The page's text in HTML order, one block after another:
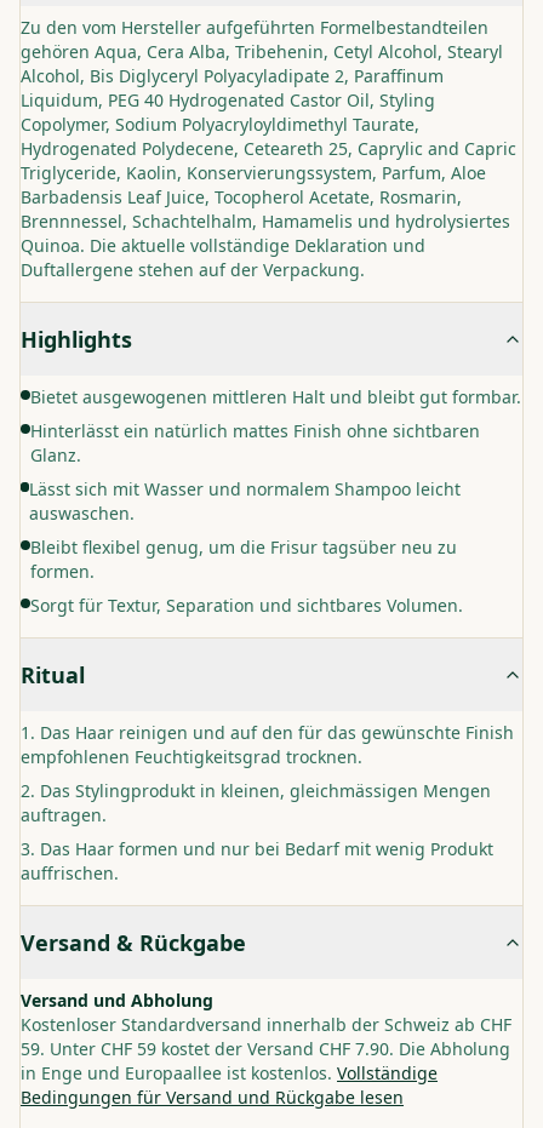
Zu den vom Hersteller aufgeführten Formelbestandteilen
gehören Aqua, Cera Alba, Tribehenin, Cetyl Alcohol, Stearyl
Alcohol, Bis Diglyceryl Polyacyladipate 2, Paraffinum
Liquidum, PEG 40 Hydrogenated Castor Oil, Styling
Copolymer, Sodium Polyacryloyldimethyl Taurate,
Hydrogenated Polydecene, Ceteareth 25, Caprylic and Capric
Triglyceride, Kaolin, Konservierungssystem, Parfum, Aloe
Barbadensis Leaf Juice, Tocopherol Acetate, Rosmarin,
Brennnessel, Schachtelhalm, Hamamelis und hydrolysiertes
Quinoa. Die aktuelle vollständige Deklaration und
Duftallergene stehen auf der Verpackung.
Highlights
Bietet ausgewogenen mittleren Halt und bleibt gut formbar.
Hinterlässt ein natürlich mattes Finish ohne sichtbaren
Glanz.
Lässt sich mit Wasser und normalem Shampoo leicht
auswaschen.
Bleibt flexibel genug, um die Frisur tagsüber neu zu
formen.
Sorgt für Textur, Separation und sichtbares Volumen.
Ritual
Das Haar reinigen und auf den für das gewünschte Finish
empfohlenen Feuchtigkeitsgrad trocknen.
Das Stylingprodukt in kleinen, gleichmässigen Mengen
auftragen.
Das Haar formen und nur bei Bedarf mit wenig Produkt
auffrischen.
Versand & Rückgabe
Versand und Abholung
Kostenloser Standardversand innerhalb der Schweiz ab CHF
59. Unter CHF 59 kostet der Versand CHF 7.90. Die Abholung
in Enge und Europaallee ist kostenlos. Vollständige
Bedingungen für Versand und Rückgabe lesen